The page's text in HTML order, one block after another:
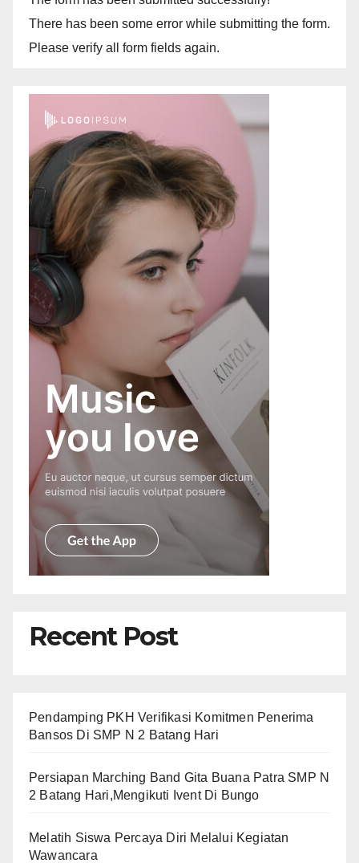
There has been some error while submitting the form.
Please verify all form fields again.
Recent Post
Pendamping PKH Verifikasi Komitmen Penerima
Bansos Di SMP N 2 Batang Hari
Persiapan Marching Band Gita Buana Patra SMP N
2 Batang Hari,Mengikuti Ivent Di Bungo
Melatih Siswa Percaya Diri Melalui Kegiatan
Wawancara